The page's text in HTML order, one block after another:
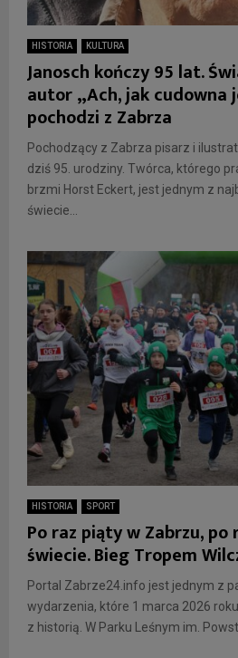
HISTORIA KULTURA
Janosch kończy 95 lat.
autor „Ach, jak cudowna
pochodzi z Zabrza
Pochodzący z Zabrza pisarz i
dziś 95. urodziny. Twórca, którego
brzmi Horst Eckert, jest jednym z
świecie...
HISTORIA SPORT
Po raz piąty w Zabrzu,
świecie. Bieg Tropem
Portal Zabrze24.info jest jednym z
wydarzenia, które 1 marca 2026
z historią. W Parku Leśnym im.